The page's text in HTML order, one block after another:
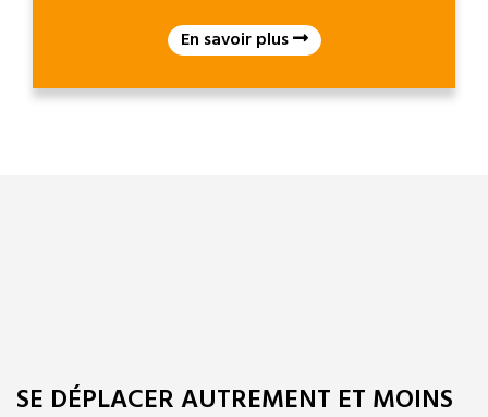
En savoir plus
SE DÉPLACER AUTREMENT ET MOINS